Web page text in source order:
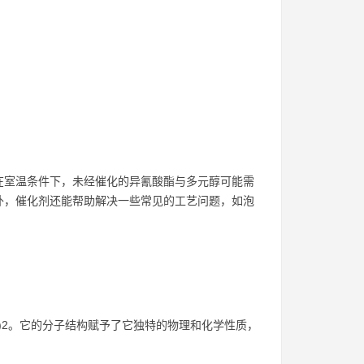
温条件下，未经催化的异氰酸酯与多元醇可能需
催化剂还能帮助解决一些常见的工艺问题，如泡
它的分子结构赋予了它独特的物理和化学性质，